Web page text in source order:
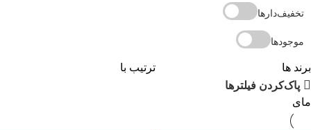
تخفیف‌دارها
موجودها
برند ها
ترتیب با
پاک‌کردن فیلترها
مای